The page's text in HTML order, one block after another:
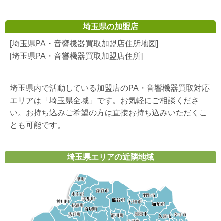
埼玉県の加盟店
[埼玉県PA・音響機器買取加盟店住所地図]
[埼玉県PA・音響機器買取加盟店住所]
埼玉県内で活動している加盟店のPA・音響機器買取対応
エリアは「埼玉県全域」です。お気軽にご相談くださ
い。お持ち込みご希望の方は直接お持ち込みいただくこ
とも可能です。
埼玉県エリアの近隣地域